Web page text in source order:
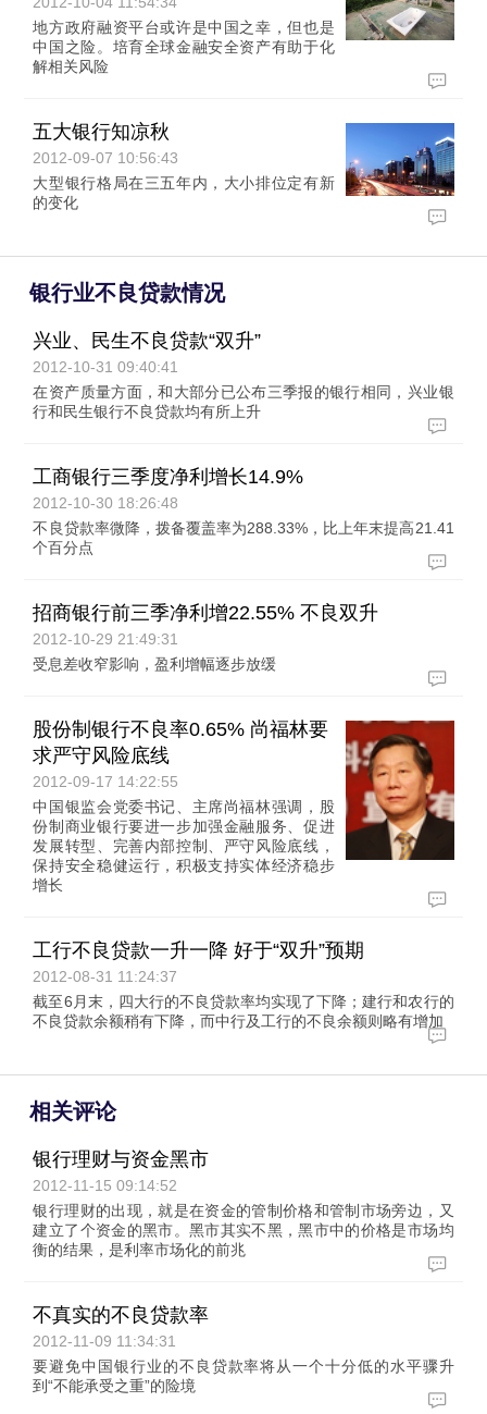
地方政府融资平台或许是中国之幸，但也是
中国之险。培育全球金融安全资产有助于化
解相关风险
五大银行知凉秋
2012-09-07 10:56:43
大型银行格局在三五年内，大小排位定有新
的变化
银行业不良贷款情况
兴业、民生不良贷款“双升”
2012-10-31 09:40:41
在资产质量方面，和大部分已公布三季报的银行相同，兴业银
行和民生银行不良贷款均有所上升
工商银行三季度净利增长14.9%
2012-10-30 18:26:48
不良贷款率微降，拨备覆盖率为288.33%，比上年末提高21.41
个百分点
招商银行前三季净利增22.55% 不良双升
2012-10-29 21:49:31
受息差收窄影响，盈利增幅逐步放缓
股份制银行不良率0.65% 尚福林要
求严守风险底线
2012-09-17 14:22:55
中国银监会党委书记、主席尚福林强调，股
份制商业银行要进一步加强金融服务、促进
发展转型、完善内部控制、严守风险底线，
保持安全稳健运行，积极支持实体经济稳步
增长
工行不良贷款一升一降 好于“双升”预期
2012-08-31 11:24:37
截至6月末，四大行的不良贷款率均实现了下降；建行和农行的
不良贷款余额稍有下降，而中行及工行的不良余额则略有增加
相关评论
银行理财与资金黑市
2012-11-15 09:14:52
银行理财的出现，就是在资金的管制价格和管制市场旁边，又
建立了个资金的黑市。黑市其实不黑，黑市中的价格是市场均
衡的结果，是利率市场化的前兆
不真实的不良贷款率
2012-11-09 11:34:31
要避免中国银行业的不良贷款率将从一个十分低的水平骤升
到“不能承受之重”的险境